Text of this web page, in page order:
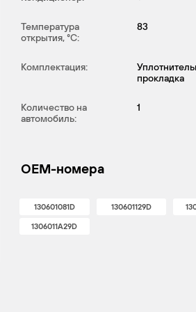
Температура
открытия, °С:
83
Комплектация:
прокладка
Количество на
автомобиль:
1
OEM-номера
130601081D 130601129D
1306011A29D